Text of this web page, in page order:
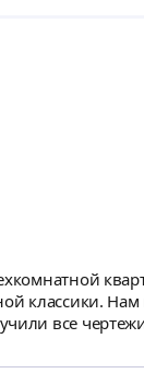
классики.
меняли решения,
Работа была